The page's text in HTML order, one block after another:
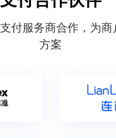
付服务商合作，为
方案